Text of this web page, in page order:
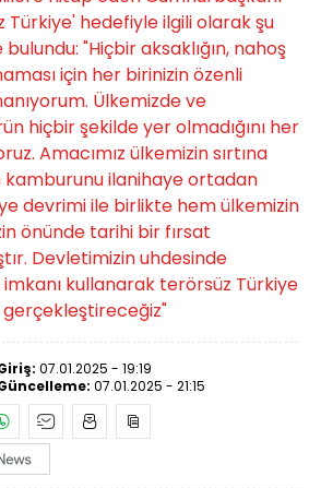
Türkiye' hedefiyle ilgili olarak şu
"Hiçbir aksaklığın, nahoş
için her birinizin özenli
Ülkemizde ve
hiçbir şekilde yer olmadığını her
Amacımız ülkemizin sırtına
kamburunu ilanihaye ortadan
devrimi ile birlikte hem ülkemizin
önünde tarihi bir fırsat
Devletimizin uhdesinde
kullanarak terörsüz Türkiye
07.01.2025 - 19:19
07.01.2025 - 21:15